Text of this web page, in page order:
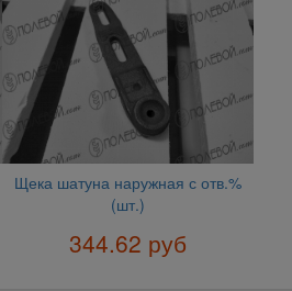
Щека шатуна наружная с отв.%
(шт.)
344.62 руб